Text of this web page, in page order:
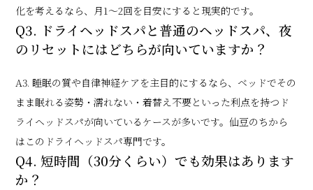
化を考えるなら、月1〜2回を目安にすると現実的です。
Q3. ドライヘッドスパと普通のヘッドスパ、夜
のリセットにはどちらが向いていますか？
A3. 睡眠の質や自律神経ケアを主目的にするなら、ベッドでその
まま眠れる姿勢・濡れない・着替え不要といった利点を持つド
ライヘッドスパが向いているケースが多いです。仙豆のちから
はこのドライヘッドスパ専門です。
Q4. 短時間（30分くらい）でも効果はあります
か？